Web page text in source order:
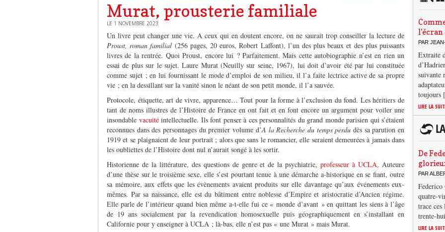
Murat, prousterie familiale
LE 1 NOVEMBRE 2023
Un livre peut changer une vie. A ceux qui en doutent encore, on ne saurait trop conseiller la lecture de
Proust, roman familial (256 pages, 20 euros, Robert Laffont), l’un des plus beaux et des plus puissants
livres de la rentrée. Quoi Proust, encore lui ? Parfaitement. Mais cette autobiographie n’est en rien un
essai de plus sur le sujet. Laure Murat (Neuilly sur seine, 1967), lui doit d’avoir été par lui constituée
comme sujet ; en lui fournissant le mode d’emploi de son milieu, il l’a faite lectrice active de sa propre
vie ; en la dessillant sur la vanité sinon le néant de son petit monde, il l’a sauvée.
Protocole, étiquette, art de vivre, apparence… Tout pour la forme à l’exclusion du fond. Les héritiers de
tant de noms illustres de l’Histoire de France en ont fait et en font encore un argument pour voiler une
insondable vacuitéintellectuelle. Ils font penser à ces personnalités du grand monde parisien qui s’étaient
reconnues dans des personnages du premier volume d’A la Recherche du temps perdu dès sa parution en
1919 et se plaignaient de leur portrait ; alors que sans le romancier, elle seraient demeurées à jamais dans
les oubliettes de l’Histoire dont nul n’aurait songé à les sortir.
Historienne de la littérature, des questions de genre et de la psychiatrie,professeur à UCLA, Auteure
d’une thèse sur le troisième sexe, elle s’est pourtant tenue à une démarche a-historique en se fiant, outre
sa mémoire, aux effets que les évènements avaient produits sur elle davantage qu’aux événements eux-
mêmes. Par sa naissance, elle est du bâtiment entre noblesse d’Empire et aristocratie d’Ancien régime.
Elle parle de l’intérieur quand bien même a-t-elle fui ce « monde d’avant » en quittant les siens à l’âge
de 19 ans socialement par la revendication homosexuelle puis géographiquement en s’installant en
Californie pour y enseigner à UCLA ; là-bas, elle n’est pas « une Murat » mais Murat.
l’écran
PAR
Extraite
suivante
LIRE LA
De
PAR
quatre-
trace
trente-
LIRE LA